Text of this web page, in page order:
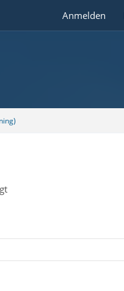
Anmelden